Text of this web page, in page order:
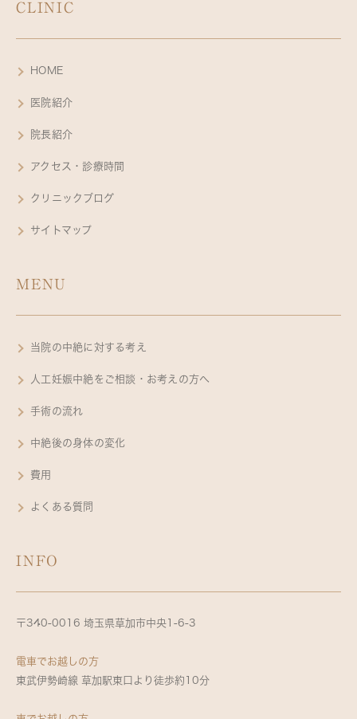
CLINIC
HOME
医院紹介
院長紹介
アクセス・診療時間
クリニックブログ
サイトマップ
MENU
当院の中絶に対する考え
人工妊娠中絶をご相談・お考えの方へ
手術の流れ
中絶後の身体の変化
費用
よくある質問
INFO
〒340-0016 埼玉県草加市中央1-6-3
電車でお越しの方
東武伊勢崎線 草加駅東口より徒歩約10分